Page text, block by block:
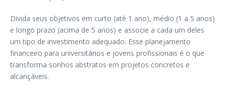
Divida seus objetivos em curto (até 1 ano), médio (1 a 5 anos)
e longo prazo (acima de 5 anos) e associe a cada um deles
um tipo de investimento adequado. Esse planejamento
financeiro para universitários e jovens profissionais é o que
transforma sonhos abstratos em projetos concretos e
alcançáveis.